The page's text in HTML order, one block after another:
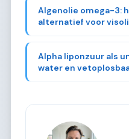
Algenolie omega-3:
alternatief voor
Alpha liponzuur als
water en